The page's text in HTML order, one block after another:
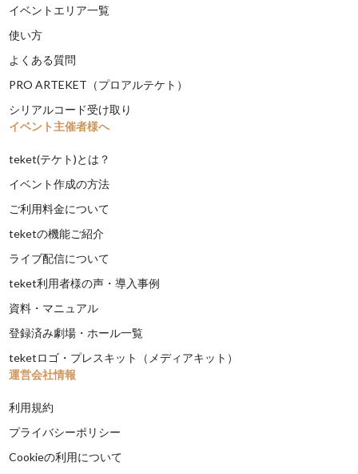
イベントエリア一覧
使い方
よくある質問
PRO ARTEKET（プロアルテケト）
シリアルコード受け取り
イベント主催者様へ
teket(テケト)とは？
イベント作成の方法
ご利用料金について
teketの機能ご紹介
ライブ配信について
teket利用者様の声・導入事例
資料・マニュアル
登録済み劇場・ホール一覧
teketロゴ・プレスキット（メディアキット）
運営会社情報
利用規約
プライバシーポリシー
Cookieの利用について